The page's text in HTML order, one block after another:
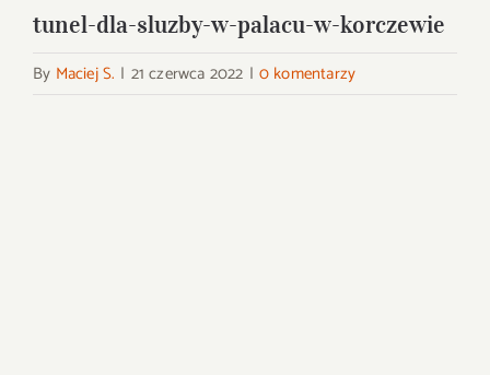
tunel-dla-sluzby-w-palacu-w-korczewie
By Maciej S. | 21 czerwca 2022 | 0 komentarzy